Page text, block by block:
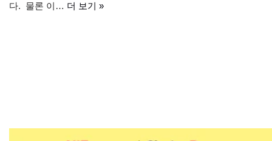
다. 물론 이… 더 보기 »